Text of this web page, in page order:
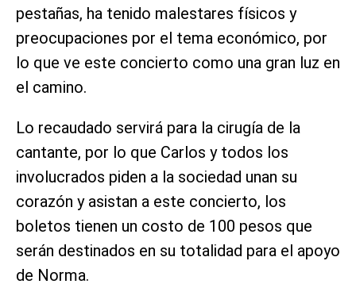
pestañas, ha tenido malestares físicos y
preocupaciones por el tema económico, por
lo que ve este concierto como una gran luz en
el camino.
Lo recaudado servirá para la cirugía de la
cantante, por lo que Carlos y todos los
involucrados piden a la sociedad unan su
corazón y asistan a este concierto, los
boletos tienen un costo de 100 pesos que
serán destinados en su totalidad para el apoyo
de Norma.